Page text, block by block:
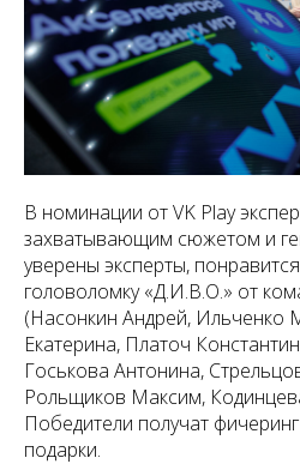
В номинации от VK Play
захватывающим сюжетом и
уверены эксперты,
головоломку «Д.И.В.О.» от
(Насонкин Андрей, Ильченко
Екатерина, Платоч
Госькова Антонина,
Рольщиков Максим,
Победители получат фичеринг
подарки.